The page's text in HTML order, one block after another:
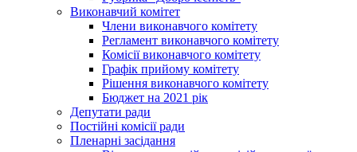
Виконавчий комітет
Члени виконавчого комітету
Регламент виконавчого комітету
Комісії виконавчого комітету
Графік прийому комітету
Рішення виконавчого комітету
Бюджет на 2021 рік
Депутати ради
Постійні комісії ради
Пленарні засідання